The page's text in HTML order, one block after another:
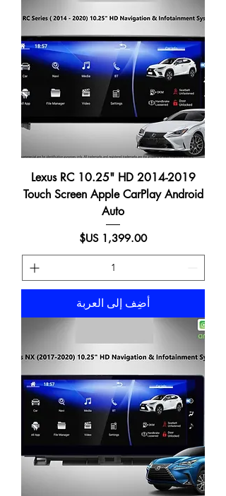
2014-2019 Lexus RC 10.25" HD
Touch Screen Apple CarPlay Android
Auto
السعر
أضِف إلى العربة